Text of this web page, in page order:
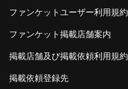
ファンケットユーザー利用規約
ファンケット掲載店舗案内
掲載店舗及び掲載依頼利用規約
掲載依頼登録先